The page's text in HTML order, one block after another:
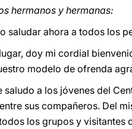
hermanos y hermanas:
saludar ahora a todos los
doy mi cordial
modelo de ofrenda
saludo a los jóvenes del
sus compañeros. Del
los grupos y visitantes